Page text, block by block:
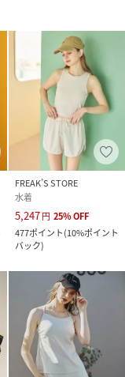
FREAK’S STORE
水着
5,247円 25%OFF
477ポイント(10%ポイント
バック)